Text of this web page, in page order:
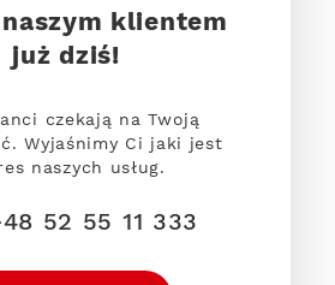
klientem
już dziś!
czekają na Twoją
Wyjaśnimy Ci jaki jest
naszych usług.
52 55 11 333